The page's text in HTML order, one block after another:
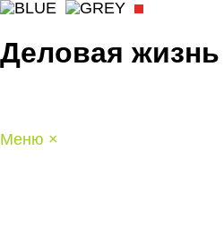
Деловая жизнь
Меню ×